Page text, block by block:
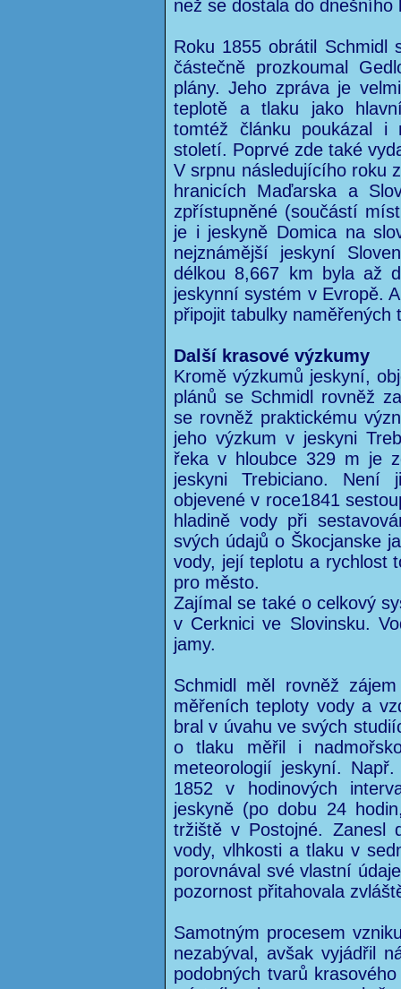
než se dostala do
Roku 1855 obrátil Schmidl
částečně prozkoumal
plány. Jeho zpráva je
teplotě a tlaku jako
tomtéž článku poukázal
století. Poprvé zde také
V srpnu následujícího roku
hranicích Maďarska a
zpřístupněné (součástí
je i jeskyně Domica na
nejznámější jeskyní
délkou 8,667 km byla až
jeskynní systém v Evropě.
připojit tabulky
Další krasové výzkumy
Kromě výzkumů jeskyní,
plánů se Schmidl rovněž
se rovněž praktickému
jeho výzkum v jeskyni
řeka v hloubce 329 m je
jeskyni Trebiciano.
objevené v roce1841
hladině vody při
svých údajů o Škocjanske
vody, její teplotu a rychlost
pro město.
Zajímal se také o celkový
v Cerknici ve Slovinsku.
jamy.
Schmidl měl rovněž
měřeních teploty vody a
bral v úvahu ve svých
o tlaku měřil i
meteorologií jeskyní.
1852 v hodinových
jeskyně (po dobu 24
tržiště v Postojné. Zanesl
vody, vlhkosti a tlaku v
porovnával své vlastní
pozornost přitahovala
Samotným procesem
nezabýval, avšak vyjádřil
podobných tvarů